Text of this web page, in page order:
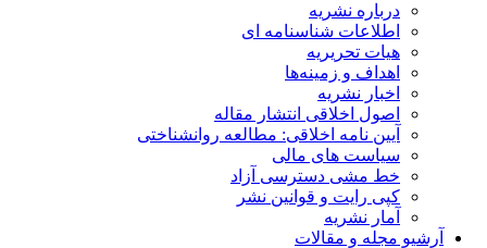
درباره نشریه
اطلاعات شناسنامه ای
هیات تحریریه
اهداف و زمینه‌ها
اخبار نشریه
اصول اخلاقی انتشار مقاله
آیین نامه اخلاقی: مطالعه روانشناختی
سیاست های مالی
خط مشی دسترسی آزاد
کپی رایت و قوانین نشر
آمار نشریه
آرشیو مجله و مقالات